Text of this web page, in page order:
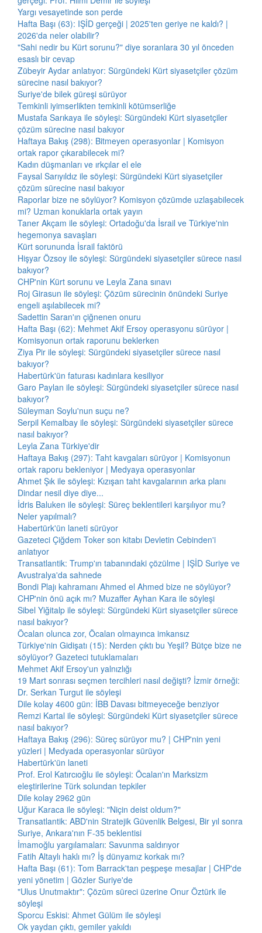
Yargı vesayetinde son perde
Hafta Başı (63): IŞİD gerçeği | 2025'ten geriye ne kaldı? |
2026'da neler olabilir?
"Sahi nedir bu Kürt sorunu?" diye soranlara 30 yıl önceden
esaslı bir cevap
Zübeyir Aydar anlatıyor: Sürgündeki Kürt siyasetçiler çözüm
sürecine nasıl bakıyor?
Suriye'de bilek güreşi sürüyor
Temkinli iyimserlikten temkinli kötümserliğe
Mustafa Sarıkaya ile söyleşi: Sürgündeki Kürt siyasetçiler
çözüm sürecine nasıl bakıyor
Haftaya Bakış (298): Bitmeyen operasyonlar | Komisyon
ortak rapor çıkarabilecek mi?
Kadın düşmanları ve ırkçılar el ele
Faysal Sarıyıldız ile söyleşi: Sürgündeki Kürt siyasetçiler
çözüm sürecine nasıl bakıyor
Raporlar bize ne söylüyor? Komisyon çözümde uzlaşabilecek
mi? Uzman konuklarla ortak yayın
Taner Akçam ile söyleşi: Ortadoğu'da İsrail ve Türkiye'nin
hegemonya savaşları
Kürt sorununda İsrail faktörü
Hişyar Özsoy ile söyleşi: Sürgündeki siyasetçiler sürece nasıl
bakıyor?
CHP'nin Kürt sorunu ve Leyla Zana sınavı
Roj Girasun ile söyleşi: Çözüm sürecinin önündeki Suriye
engeli aşılabilecek mi?
Sadettin Saran'ın çiğnenen onuru
Hafta Başı (62): Mehmet Akif Ersoy operasyonu sürüyor |
Komisyonun ortak raporunu beklerken
Ziya Pir ile söyleşi: Sürgündeki siyasetçiler sürece nasıl
bakıyor?
Habertürk'ün faturası kadınlara kesiliyor
Garo Paylan ile söyleşi: Sürgündeki siyasetçiler sürece nasıl
bakıyor?
Süleyman Soylu'nun suçu ne?
Serpil Kemalbay ile söyleşi: Sürgündeki siyasetçiler sürece
nasıl bakıyor?
Leyla Zana Türkiye'dir
Haftaya Bakış (297): Taht kavgaları sürüyor | Komisyonun
ortak raporu bekleniyor | Medyaya operasyonlar
Ahmet Şık ile söyleşi: Kızışan taht kavgalarının arka planı
Dindar nesil diye diye...
İdris Baluken ile söyleşi: Süreç beklentileri karşılıyor mu?
Neler yapılmalı?
Habertürk'ün laneti sürüyor
Gazeteci Çiğdem Toker son kitabı Devletin Cebinden'i
anlatıyor
Transatlantik: Trump'ın tabanındaki çözülme | IŞİD Suriye ve
Avustralya'da sahnede
Bondi Plajı kahramanı Ahmed el Ahmed bize ne söylüyor?
CHP'nin önü açık mı? Muzaffer Ayhan Kara ile söyleşi
Sibel Yiğitalp ile söyleşi: Sürgündeki Kürt siyasetçiler sürece
nasıl bakıyor?
Öcalan olunca zor, Öcalan olmayınca imkansız
Türkiye'nin Gidişatı (15): Nerden çıktı bu Yeşil? Bütçe bize ne
söylüyor? Gazeteci tutuklamaları
Mehmet Akif Ersoy'un yalnızlığı
19 Mart sonrası seçmen tercihleri nasıl değişti? İzmir örneği:
Dr. Serkan Turgut ile söyleşi
Dile kolay 4600 gün: İBB Davası bitmeyeceğe benziyor
Remzi Kartal ile söyleşi: Sürgündeki Kürt siyasetçiler sürece
nasıl bakıyor?
Haftaya Bakış (296): Süreç sürüyor mu? | CHP'nin yeni
yüzleri | Medyada operasyonlar sürüyor
Habertürk'ün laneti
Prof. Erol Katırcıoğlu ile söyleşi: Öcalan'ın Marksizm
eleştirilerine Türk solundan tepkiler
Dile kolay 2962 gün
Uğur Karaca ile söyleşi: "Niçin deist oldum?"
Transatlantik: ABD'nin Stratejik Güvenlik Belgesi, Bir yıl sonra
Suriye, Ankara'nın F-35 beklentisi
İmamoğlu yargılamaları: Savunma saldırıyor
Fatih Altaylı haklı mı? İş dünyamız korkak mı?
Hafta Başı (61): Tom Barrack'tan peşpeşe mesajlar | CHP'de
yeni yönetim | Gözler Suriye'de
"Ulus Unutmaktır": Çözüm süreci üzerine Onur Öztürk ile
söyleşi
Sporcu Eskisi: Ahmet Gülüm ile söyleşi
Ok yaydan çıktı, gemiler yakıldı